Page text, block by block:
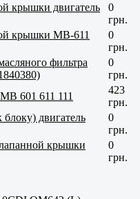
крышки двигатель
0
грн.
крышки MB-611
0
грн.
фильтра
0
грн.
601 611 111
423
грн.
двигатель
0
грн.
крышки
0
грн.